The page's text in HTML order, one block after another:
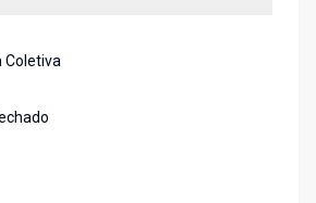
Coletiva